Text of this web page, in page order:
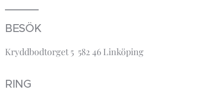
BESÖK
Kryddbodtorget 5 582 46 Linköping
RING